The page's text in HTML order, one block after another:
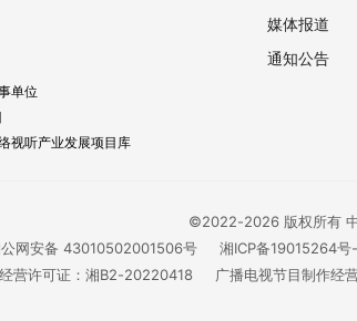
单位
视听产业发展项目库
媒体报道
通知公告
©2022-2026 版权所有
网安备 43010502001506号
湘ICP备19015264号
营许可证：湘B2-20220418
广播电视节目制作经